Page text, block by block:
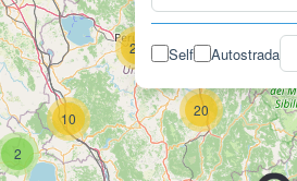
Self Autostrada
20
2
10
24